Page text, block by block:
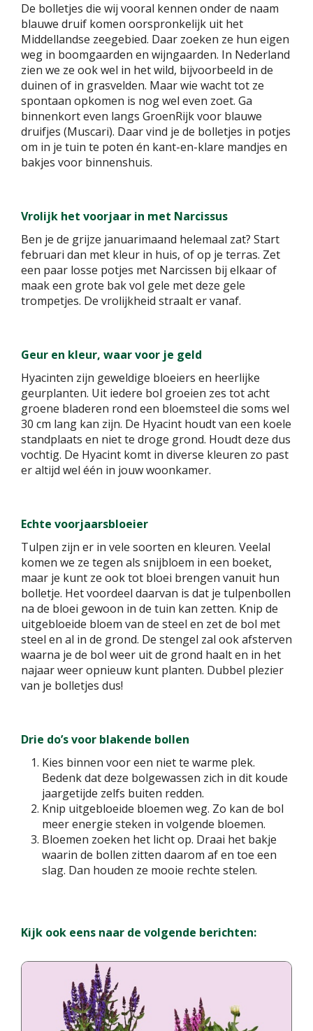
De bolletjes die wij vooral kennen onder de naam
blauwe druif komen oorspronkelijk uit het
Middellandse zeegebied. Daar zoeken ze hun eigen
weg in boomgaarden en wijngaarden. In Nederland
zien we ze ook wel in het wild, bijvoorbeeld in de
duinen of in grasvelden. Maar wie wacht tot ze
spontaan opkomen is nog wel even zoet. Ga
binnenkort even langs GroenRijk voor blauwe
druifjes (Muscari). Daar vind je de bolletjes in potjes
om in je tuin te poten én kant-en-klare mandjes en
bakjes voor binnenshuis.
Vrolijk het voorjaar in met Narcissus
Ben je de grijze januarimaand helemaal zat? Start
februari dan met kleur in huis, of op je terras. Zet
een paar losse potjes met Narcissen bij elkaar of
maak een grote bak vol gele met deze gele
trompetjes. De vrolijkheid straalt er vanaf.
Geur en kleur, waar voor je geld
Hyacinten zijn geweldige bloeiers en heerlijke
geurplanten. Uit iedere bol groeien zes tot acht
groene bladeren rond een bloemsteel die soms wel
30 cm lang kan zijn. De Hyacint houdt van een koele
standplaats en niet te droge grond. Houdt deze dus
vochtig. De Hyacint komt in diverse kleuren zo past
er altijd wel één in jouw woonkamer.
Echte voorjaarsbloeier
Tulpen zijn er in vele soorten en kleuren. Veelal
komen we ze tegen als snijbloem in een boeket,
maar je kunt ze ook tot bloei brengen vanuit hun
bolletje. Het voordeel daarvan is dat je tulpenbollen
na de bloei gewoon in de tuin kan zetten. Knip de
uitgebloeide bloem van de steel en zet de bol met
steel en al in de grond. De stengel zal ook afsterven
waarna je de bol weer uit de grond haalt en in het
najaar weer opnieuw kunt planten. Dubbel plezier
van je bolletjes dus!
Drie do’s voor blakende bollen
Kies binnen voor een niet te warme plek.
Bedenk dat deze bolgewassen zich in dit koude
jaargetijde zelfs buiten redden.
Knip uitgebloeide bloemen weg. Zo kan de bol
meer energie steken in volgende bloemen.
Bloemen zoeken het licht op. Draai het bakje
waarin de bollen zitten daarom af en toe een
slag. Dan houden ze mooie rechte stelen.
Kijk ook eens naar de volgende berichten: